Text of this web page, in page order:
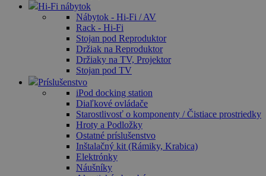
Hi-Fi nábytok
Nábytok - Hi-Fi / AV
Rack - Hi-Fi
Stojan pod Reproduktor
Držiak na Reproduktor
Držiaky na TV, Projektor
Stojan pod TV
Príslušenstvo
iPod docking station
Diaľkové ovládače
Starostlivosť o komponenty / Čistiace prostriedky
Hroty a Podložky
Ostatné príslušenstvo
Inštalačný kit (Rámiky, Krabica)
Elektrónky
Náušníky